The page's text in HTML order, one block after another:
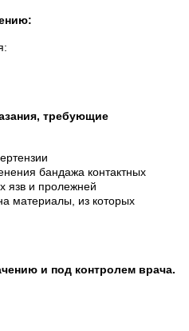
требующие
бандажа контактных
язв и пролежней
материалы, из которых
и под контролем врача.